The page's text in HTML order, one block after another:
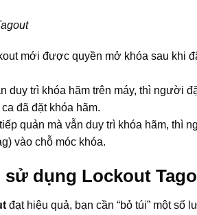
mới được quyền mở khóa sau khi
duy trì khóa hãm trên máy, thì người
đã đặt khóa hãm.
quản mà vẫn duy trì khóa hãm, thì
vào chỗ móc khóa.
dụng Lockout
đạt hiệu quả, bạn cần “bỏ túi” một số